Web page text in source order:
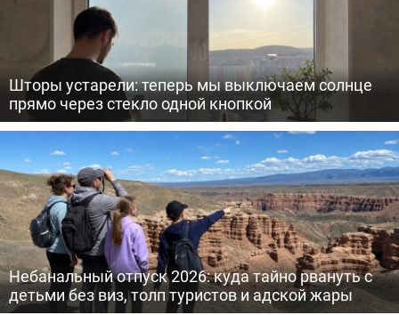
Шторы устарели: теперь мы выключаем солнце
прямо через стекло одной кнопкой
Небанальный отпуск 2026: куда тайно рвануть с
детьми без виз, толп туристов и адской жары